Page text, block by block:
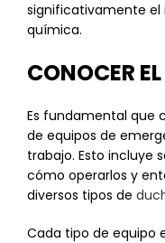
significativamente el
química.
CONOCER
Es fundamental que
de equipos de
trabajo. Esto incluye
cómo operarlos y
diversos tipos de
Cada tipo de equipo